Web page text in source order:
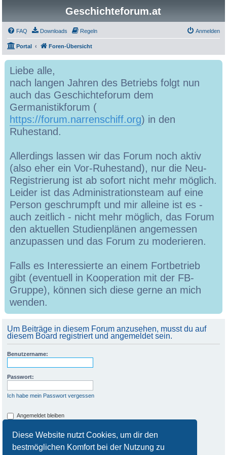
Diese Website nutzt Cookies, um dir den
bestmöglichen Komfort bei der Nutzung zu
Geschichteforum.at
FAQ Downloads Regeln Anmelden
Portal Foren-Übersicht
Liebe alle,
nach langen Jahren des Betriebs folgt nun
auch das Geschichteforum dem
Germanistikforum (
https://forum.narrenschiff.org) in den
Ruhestand.
Allerdings lassen wir das Forum noch aktiv
(also eher ein Vor-Ruhestand), nur die Neu-
Registrierung ist ab sofort nicht mehr möglich.
Leider ist das Administrationsteam auf eine
Person geschrumpft und mir alleine ist es -
auch zeitlich - nicht mehr möglich, das Forum
den aktuellen Studienplänen angemessen
anzupassen und das Forum zu moderieren.
Falls es Interessierte an einem Fortbetrieb
gibt (eventuell in Kooperation mit der FB-
Gruppe), können sich diese gerne an mich
wenden.
Um Beiträge in diesem Forum anzusehen, musst du auf
diesem Board registriert und angemeldet sein.
Benutzername:
Passwort:
Ich habe mein Passwort vergessen
Angemeldet bleiben